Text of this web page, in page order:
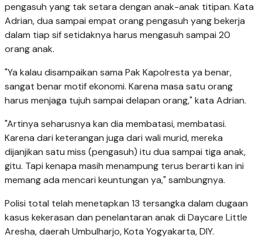
pengasuh yang tak setara dengan anak-anak titipan. Kata
Adrian, dua sampai empat orang pengasuh yang bekerja
dalam tiap sif setidaknya harus mengasuh sampai 20
orang anak.
"Ya kalau disampaikan sama Pak Kapolresta ya benar,
sangat benar motif ekonomi. Karena masa satu orang
harus menjaga tujuh sampai delapan orang," kata Adrian.
"Artinya seharusnya kan dia membatasi, membatasi.
Karena dari keterangan juga dari wali murid, mereka
dijanjikan satu miss (pengasuh) itu dua sampai tiga anak,
gitu. Tapi kenapa masih menampung terus berarti kan ini
memang ada mencari keuntungan ya," sambungnya.
Polisi total telah menetapkan 13 tersangka dalam dugaan
kasus kekerasan dan penelantaran anak di Daycare Little
Aresha, daerah Umbulharjo, Kota Yogyakarta, DIY.